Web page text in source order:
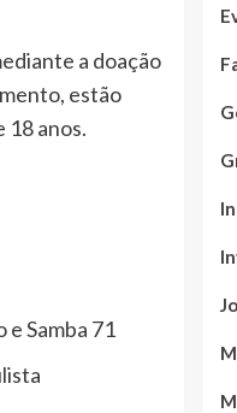
a doação
estão
18 anos.
Samba 71